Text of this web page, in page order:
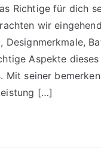
Richtige für dich
wir
Designmerkmale,
Aspekte
Mit seiner
[…]